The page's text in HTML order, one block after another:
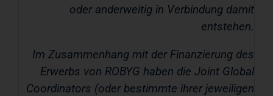
oder anderweitig in Verbindung damit
entstehen.
Im Zusammenhang mit der Finanzierung des
Erwerbs von ROBYG haben die Joint Global
Coordinators (oder bestimmte ihrer jeweiligen